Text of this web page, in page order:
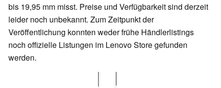
bis 19,95 mm misst. Preise und Verfügbarkeit sind derzeit
leider noch unbekannt. Zum Zeitpunkt der
Veröffentlichung konnten weder frühe Händlerlistings
noch offizielle Listungen im Lenovo Store gefunden
werden.